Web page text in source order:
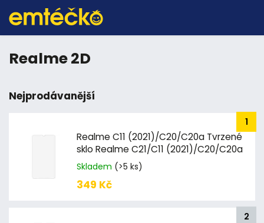
Realme 2D
Nejprodávanější
Realme C11 (2021)/C20/C20a Tvrzené
sklo Realme C21/C11 (2021)/C20/C20a
Skladem (>5 ks)
349 Kč